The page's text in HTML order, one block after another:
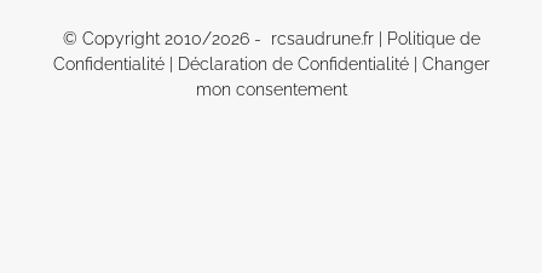
© Copyright 2010/2026 - rcsaudrune.fr |
Politique de
Confidentialité| Déclaration de Confidentialité| Changer
mon consentement